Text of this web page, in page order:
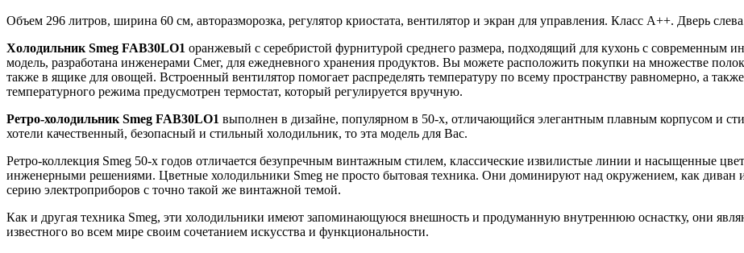
Объем 296 литров, ширина 60 см, авторазморозка, регулятор криостата, вентилятор и экран для управления. Класс А++. Дверь
Холодильник Smeg FAB30LO1 оранжевый с серебристой фурнитурой среднего размера, подходящий для кухонь с современным
модель, разработана инженерами Смег, для ежедневного хранения продуктов. Вы можете расположить покупки на множестве
также в ящике для овощей. Встроенный вентилятор помогает распределять температуру по всему пространству равномерно, а
температурного режима предусмотрен термостат, который регулируется вручную.
Ретро-холодильник Smeg FAB30LO1 выполнен в дизайне, популярном в 50-х, отличающийся элегантным плавным корпусом и
хотели качественный, безопасный и стильный холодильник, то эта модель для Вас.
Ретро-коллекция Smeg 50-х годов отличается безупречным винтажным стилем, классические извилистые линии и насыщенные
инженерными решениями. Цветные холодильники Smeg не просто бытовая техника. Они доминируют над окружением, как диван
серию электроприборов с точно такой же винтажной темой.
Как и другая техника Smeg, эти холодильники имеют запоминающуюся внешность и продуманную внутреннюю оснастку, они
известного во всем мире своим сочетанием искусства и функциональности.